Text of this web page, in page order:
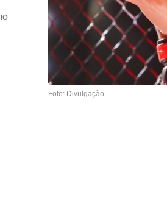
Foto: Divulgação